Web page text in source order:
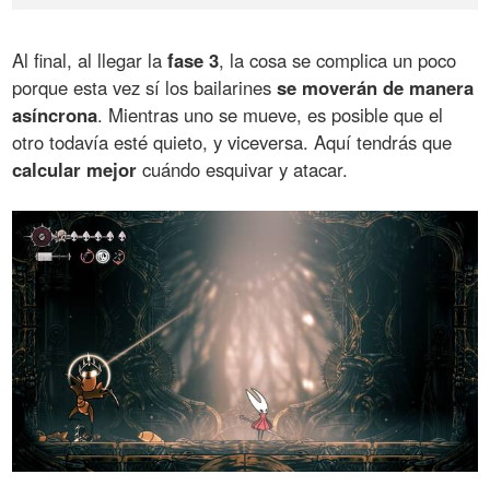
Al final, al llegar lafase 3, la cosa se complica un poco
porque esta vez sí los bailarinesse moverán de manera
asíncrona. Mientras uno se mueve, es posible que el
otro todavía esté quieto, y viceversa. Aquí tendrás que
calcular mejor cuándo esquivar y atacar.